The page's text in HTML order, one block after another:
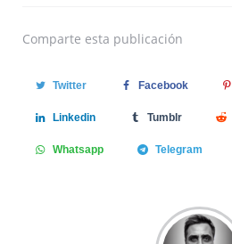
Comparte esta publicación
Twitter Facebook
Linkedin Tumblr
Whatsapp Telegram